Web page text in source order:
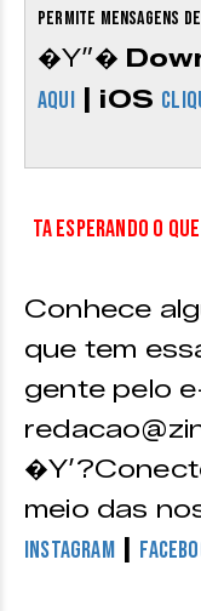
permite mensagens
�Y”�
AQUI| iOS
Ta esperando o
Conhece
que tem
gente pelo
meio das
Instagram|